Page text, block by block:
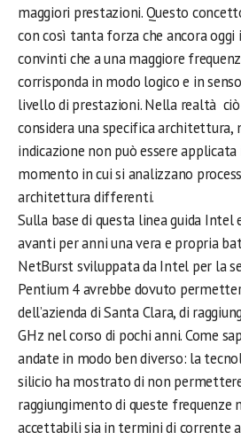
maggiori prestazioni. Questo
con così tanta forza che ancora oggi
convinti che a una maggiore
corrisponda in modo logico e in
livello di prestazioni. Nella realtà ciò
considera una specifica architettura,
indicazione non può essere
momento in cui si analizzano
architettura differenti.
Sulla base di questa linea guida
avanti per anni una vera e propria
NetBurst sviluppata da Intel per la
Pentium 4 avrebbe dovuto
dell’azienda di Santa Clara, di
GHz nel corso di pochi anni. Come
andate in modo ben diverso: la
silicio ha mostrato di non
raggiungimento di queste frequenze
accettabili sia in termini di corrente